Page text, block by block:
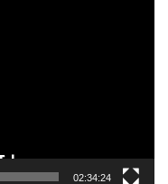
02:34:24